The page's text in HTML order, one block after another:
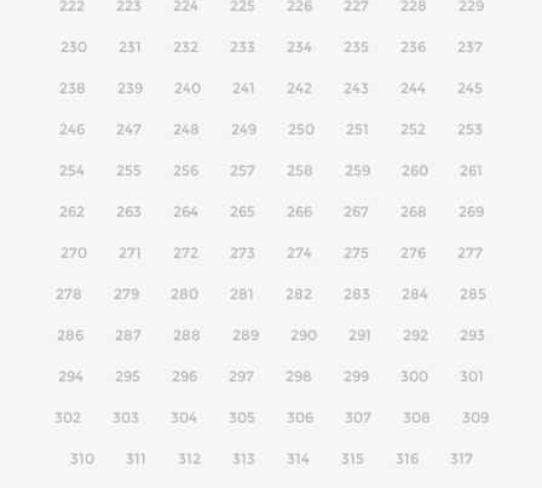
222 223 224 225 226 227 228 229
230 231 232 233 234 235 236 237
238 239 240 241 242 243 244 245
246 247 248 249 250 251 252 253
254 255 256 257 258 259 260 261
262 263 264 265 266 267 268 269
270 271 272 273 274 275 276 277
278 279 280 281 282 283 284 285
286 287 288 289 290 291 292 293
294 295 296 297 298 299 300 301
302 303 304 305 306 307 308 309
310 311 312 313 314 315 316 317